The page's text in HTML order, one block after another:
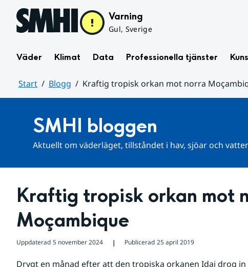
Hoppa till sidans innehåll Varning
Gul, Sverige
Väder Klimat Data Professionella tjänster
Start Blogg
Kraftig tropisk orkan mot norra
SMHI bloggen
Aktuellt om väderläget, tillståndet i hav, sjöar och
Kraftig tropisk orkan mot
Moçambique
Uppdaterad 5 november 2024 ❘ Publicerad 25 april 2019
Drygt en månad efter att den tropiska orkanen Idai drog in